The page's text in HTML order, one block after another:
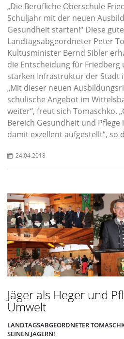
Die Berufliche Oberschule
Schuljahr mit der neuen
Gesundheit starten!“ Diese
Landtagsabgeordneter Peter
Kultusminister Bernd Sibler
die Entscheidung für
starken Infrastruktur der Stadt
Mit dieser neuen
schulische Angebot im
weiter“, freut sich Tomaschko.
Bereich Gesundheit und Pflege
damit exzellent aufgestellt“, so
24.04.2018
Jäger als Heger und
Umwelt
LANDTAGSABGEORDNETER
SEINEN JÄGERN!